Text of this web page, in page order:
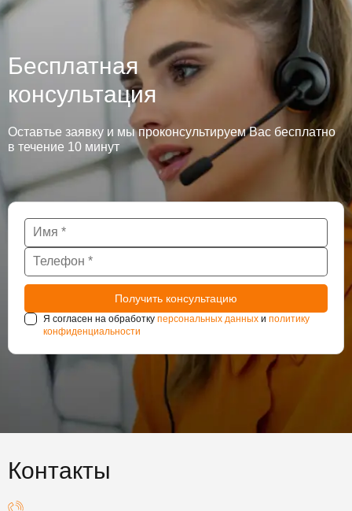
Бесплатная
консультация
Оставтье заявку и мы проконсультируем Вас бесплатно
в течение 10 минут
Я согласен на обработку персональных данных и политику
конфиденциальности
Контакты